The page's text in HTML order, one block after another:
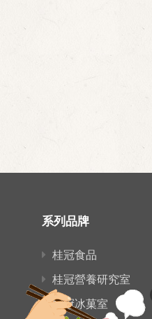
系列品牌
桂冠食品
桂冠營養研究室
桂冠冰菓室